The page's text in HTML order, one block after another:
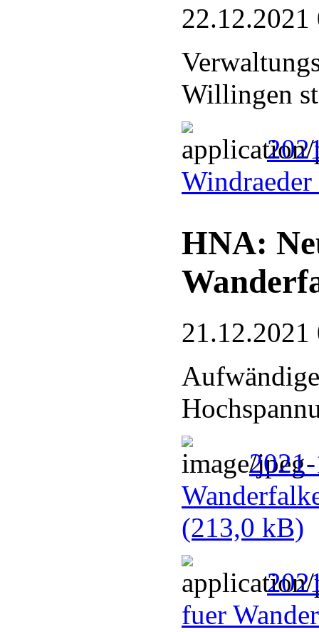
22.12.2021
Willingen
HNA:
21.12.2021
(213,0 kB)
fuer